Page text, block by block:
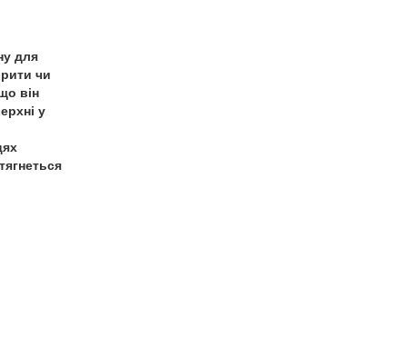
для
чи
він
у